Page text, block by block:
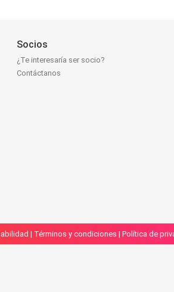
Socios
¿Te interesaría ser socio?
Contáctanos
| Términos y condiciones | Política de